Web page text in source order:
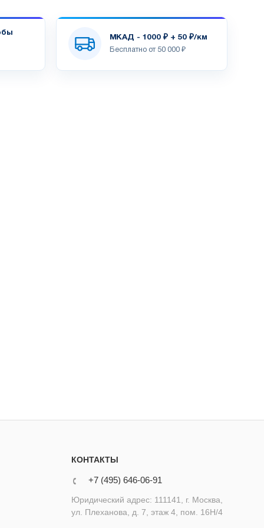
МКАД - 1000 ₽ + 50 ₽/км
Бесплатно от 50 000 ₽
КОНТАКТЫ
+7 (495) 646-06-91
Юридический адрес: 111141, г. Москва,
ул. Плеханова, д. 7, этаж 4, пом. 16Н/4